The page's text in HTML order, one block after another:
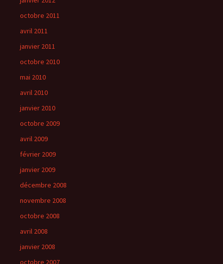
octobre 2011
avril 2011
janvier 2011
octobre 2010
mai 2010
avril 2010
janvier 2010
octobre 2009
avril 2009
février 2009
janvier 2009
décembre 2008
novembre 2008
octobre 2008
avril 2008
janvier 2008
octobre 2007